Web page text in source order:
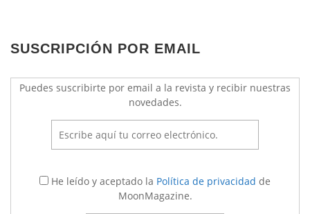
SUSCRIPCIÓN POR EMAIL
Puedes suscribirte por email a la revista y recibir nuestras
novedades.
He leído y aceptado la Política de privacidad de
MoonMagazine.